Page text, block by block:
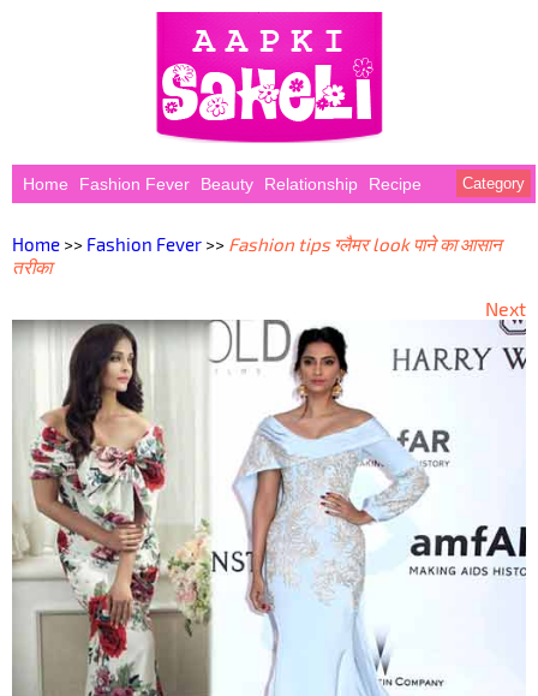
Home Fashion Fever Beauty Relationship Recipe Category
Home >> Fashion Fever >> Fashion tips ग्लैमर look पाने का आसान
तरीका
Next